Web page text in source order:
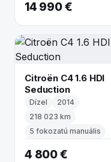
14 990 €
Citroën C4 1.6 HDI
Seduction
Dízel
2014
218 023 km
5 fokozatú manuális
4 800 €